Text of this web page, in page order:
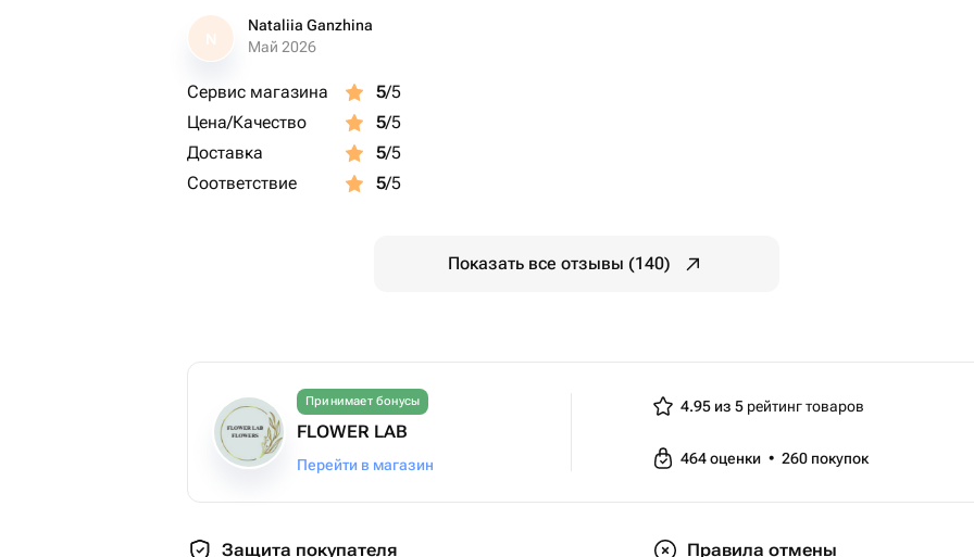
N
Nataliia Ganzhina
Май 2026
Сервис магазина 5/5
Цена/Качество
5/5
Доставка
5/5
Соответствие
5/5
Показать все отзывы (140)
Принимает бонусы
FLOWER LAB
Перейти в магазин
4.95 из 5 рейтинг товаров
464оценки • 260 покупок
Защита покупателя Правила отмены